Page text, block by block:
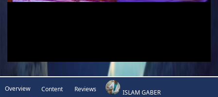
Overview Content Reviews ISLAM GABER